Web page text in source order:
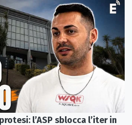
l’ASP sblocca l’iter in